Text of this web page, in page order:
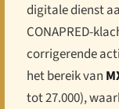
digitale dienst
CONAPRED-
corrigerende
het bereik van
tot 27.000),